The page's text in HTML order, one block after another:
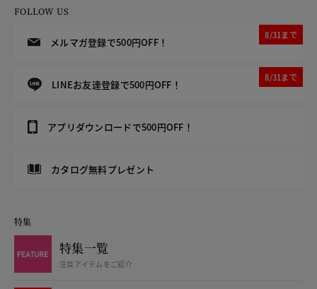
FOLLOW US
メルマガ登録で500円OFF！
8/31まで
LINEお友達登録で500円OFF！
8/31まで
アプリダウンロードで500円OFF！
カタログ無料プレゼント
特集
特集一覧
注目アイテムをご紹介